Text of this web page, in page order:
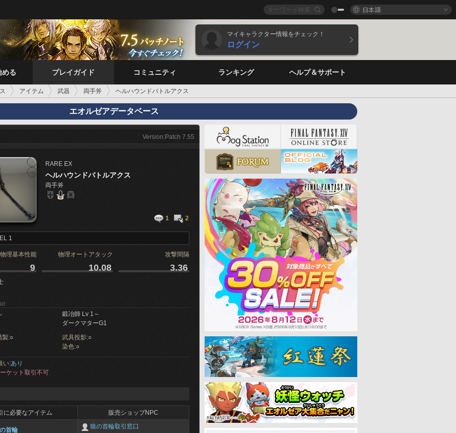
日本語
マイキャラクター情報をチェック！
ログイン
める プレイガイド コミュニティ ランキング ヘルプ＆サポート
アイテム 武器 両手斧 ヘルハウンドバトルアクス
エオルゼアデータベース
Version:Patch 7.55
RARE EX
ヘルハウンドバトルアクス
両手斧
1 2
1
物理基本性能 物理オートアタック 攻撃間隔
9 10.08 3.36
鍛冶師 Lv 1～
ダークマターG1
製:○ 武具投影:○
染色:○
い:あり
ケット取引不可
に必要なアイテム 販売ショップNPC
首輪
狼の首輪取引窓口